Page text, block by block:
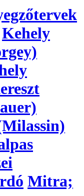
Kehely
Mitra;